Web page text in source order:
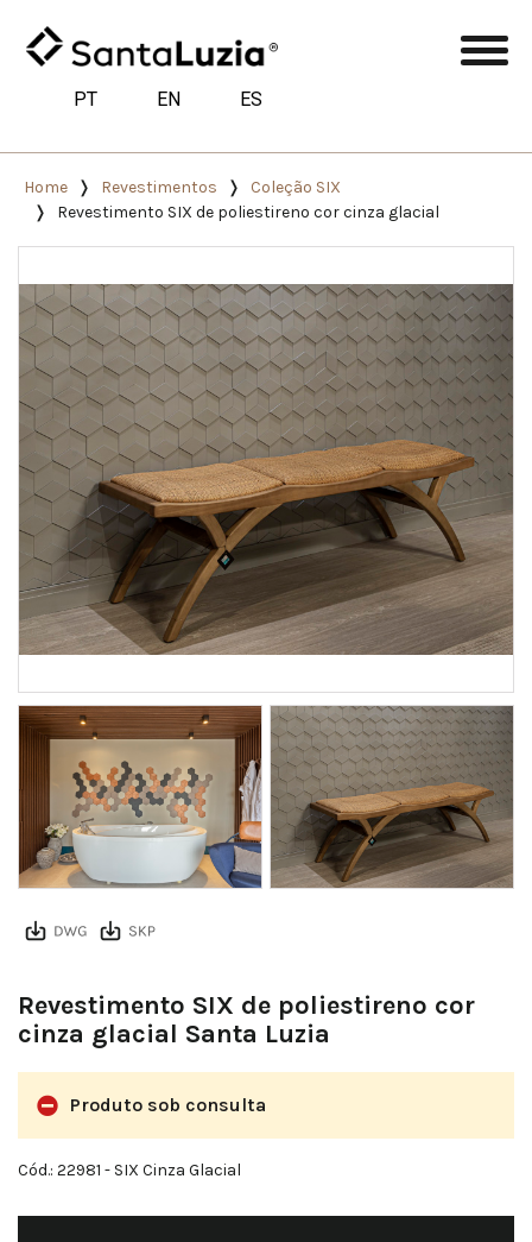
PT EN ES
Home Revestimentos
Coleção SIX
Revestimento SIX de poliestireno cor cinza glacial
Revestimento SIX de poliestireno cor
cinza glacial Santa Luzia
Produto sob consulta
Cód.: 22981 - SIX Cinza Glacial